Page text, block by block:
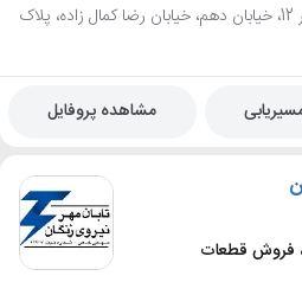
کرج، بلوار بهشتی، خیابان ظفر 12، خیابان دهم، خیابان رضا کمال زاده، پلاک
مشاهده پروفایل
فروش قطعات